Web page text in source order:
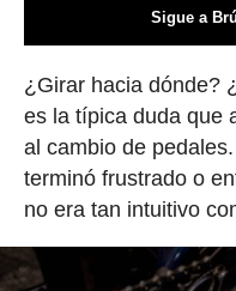
Sigue a
¿Girar hacia dónde?
es la típica duda que
al cambio de
terminó frustrado o
no era tan intuitivo